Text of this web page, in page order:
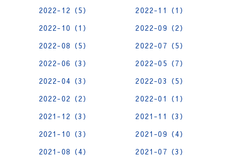
2022-12（5）
2022-11（1）
2022-10（1）
2022-09（2）
2022-08（5）
2022-07（5）
2022-06（3）
2022-05（7）
2022-04（3）
2022-03（5）
2022-02（2）
2022-01（1）
2021-12（3）
2021-11（3）
2021-10（3）
2021-09（4）
2021-08（4）
2021-07（3）